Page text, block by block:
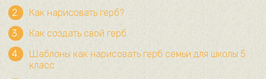
Как нарисовать герб?
Как создать свой герб
Шаблоны как нарисовать герб семьи для школы 5
класс